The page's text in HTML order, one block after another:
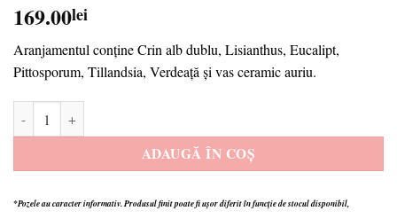
169.00lei
Aranjamentul conține Crin alb dublu, Lisianthus, Eucalipt,
Pittosporum, Tillandsia, Verdeață și vas ceramic auriu.
ADAUGĂ ÎN COȘ
*Pozele au caracter informativ.Produsul finit poate fi ușor diferit în funcție de stocul disponibil,